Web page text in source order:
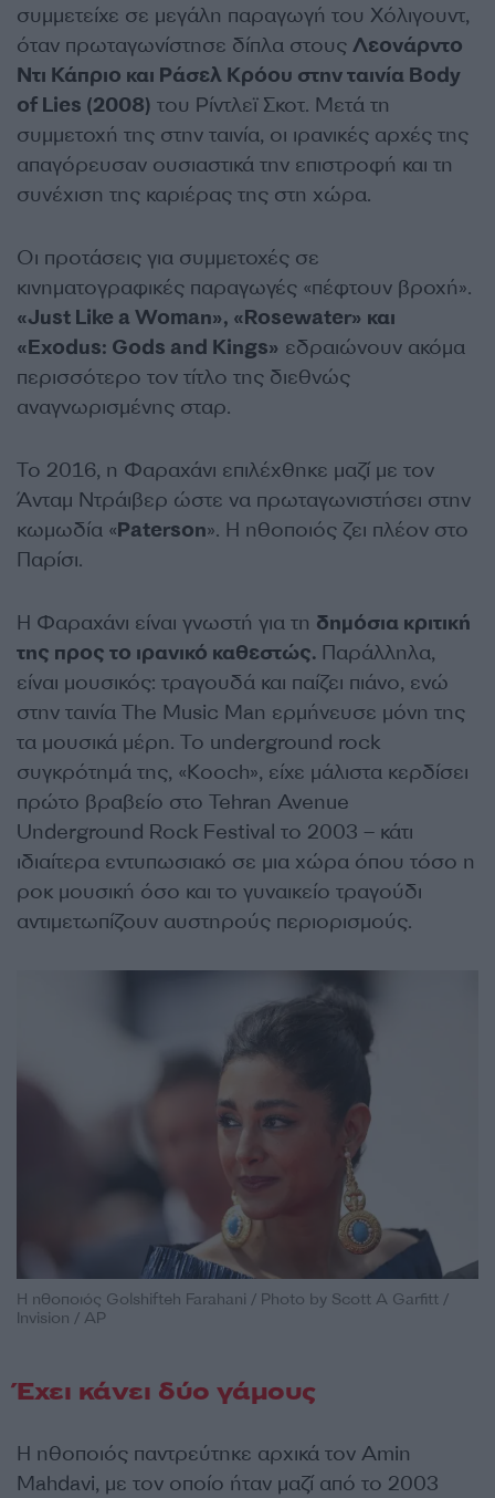
συμμετείχε σε μεγάλη παραγωγή του Χόλιγουντ,
όταν πρωταγωνίστησε δίπλα στους Λεονάρντο
Ντι Κάπριο και Ράσελ Κρόου στην ταινία Body
of Lies (2008) του Ρίντλεϊ Σκοτ. Μετά τη
συμμετοχή της στην ταινία, οι ιρανικές αρχές της
απαγόρευσαν ουσιαστικά την επιστροφή και τη
συνέχιση της καριέρας της στη χώρα.
Οι προτάσεις για συμμετοχές σε
κινηματογραφικές παραγωγές «πέφτουν βροχή».
«Just Like a Woman», «Rosewater» και
«Exodus: Gods and Kings» εδραιώνουν ακόμα
περισσότερο τον τίτλο της διεθνώς
αναγνωρισμένης σταρ.
Το 2016, η Φαραχάνι επιλέχθηκε μαζί με τον
Άνταμ Ντράιβερ ώστε να πρωταγωνιστήσει στην
κωμωδία «Paterson». Η ηθοποιός ζει πλέον στο
Παρίσι.
Η Φαραχάνι είναι γνωστή για τη δημόσια κριτική
της προς το ιρανικό καθεστώς. Παράλληλα,
είναι μουσικός: τραγουδά και παίζει πιάνο, ενώ
στην ταινία The Music Man ερμήνευσε μόνη της
τα μουσικά μέρη. Το underground rock
συγκρότημά της, «Kooch», είχε μάλιστα κερδίσει
πρώτο βραβείο στο Tehran Avenue
Underground Rock Festival το 2003 – κάτι
ιδιαίτερα εντυπωσιακό σε μια χώρα όπου τόσο η
ροκ μουσική όσο και το γυναικείο τραγούδι
αντιμετωπίζουν αυστηρούς περιορισμούς.
Η ηθοποιός Golshifteh Farahani / Photo by Scott A Garfitt /
Invision / AP
Έχει κάνει δύο γάμους
Η ηθοποιός παντρεύτηκε αρχικά τον Amin
Mahdavi, με τον οποίο ήταν μαζί από το 2003